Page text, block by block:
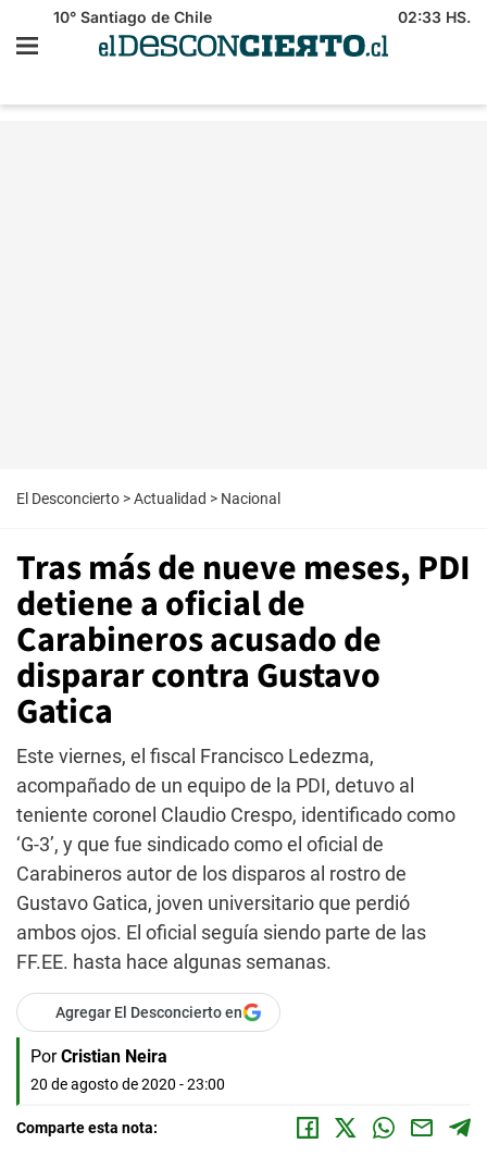
10° Santiago de Chile 02:33 HS.
El Desconcierto >Actualidad > Nacional
Tras más de nueve meses, PDI
detiene a oficial de
Carabineros acusado de
disparar contra Gustavo
Gatica
Este viernes, el fiscal Francisco Ledezma,
acompañado de un equipo de la PDI, detuvo al
teniente coronel Claudio Crespo, identificado como
‘G-3’, y que fue sindicado como el oficial de
Carabineros autor de los disparos al rostro de
Gustavo Gatica, joven universitario que perdió
ambos ojos. El oficial seguía siendo parte de las
FF.EE. hasta hace algunas semanas.
Agregar El Desconcierto en
Por Cristian Neira
20 de agosto de 2020 - 23:00
Comparte esta nota: